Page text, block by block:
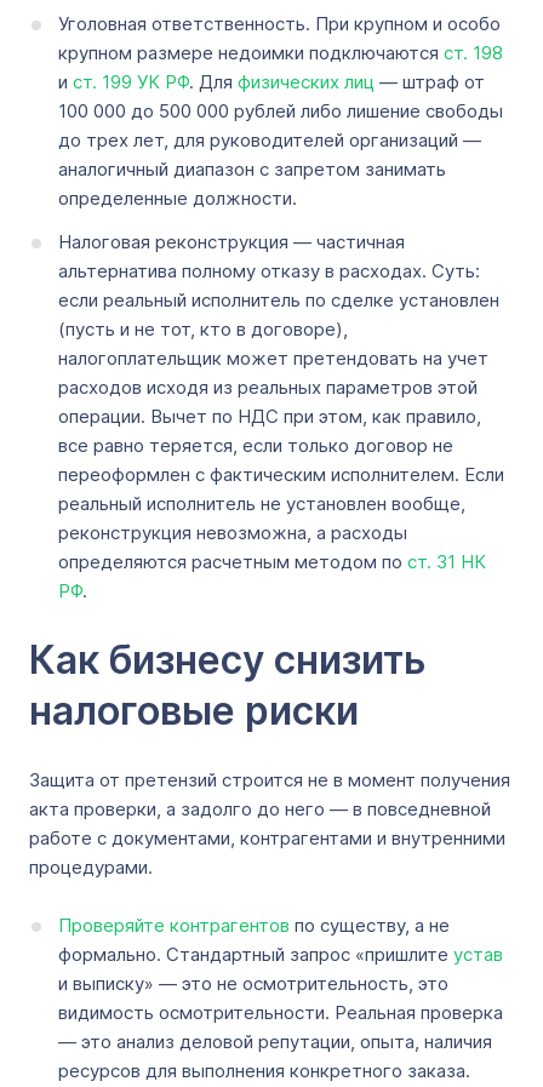
Уголовная ответственность. При крупном и особо
крупном размере недоимки подключаются ст. 198
и ст. 199 УК РФ. Для физических лиц — штраф от
100 000 до 500 000 рублей либо лишение свободы
до трех лет, для руководителей организаций —
аналогичный диапазон с запретом занимать
определенные должности.
Налоговая реконструкция — частичная
альтернатива полному отказу в расходах. Суть:
если реальный исполнитель по сделке установлен
(пусть и не тот, кто в договоре),
налогоплательщик может претендовать на учет
расходов исходя из реальных параметров этой
операции. Вычет по НДС при этом, как правило,
все равно теряется, если только договор не
переоформлен с фактическим исполнителем. Если
реальный исполнитель не установлен вообще,
реконструкция невозможна, а расходы
определяются расчетным методом по ст. 31 НК
РФ.
Как бизнесу снизить
налоговые риски
Защита от претензий строится не в момент получения
акта проверки, а задолго до него — в повседневной
работе с документами, контрагентами и внутренними
процедурами.
Проверяйте контрагентов по существу, а не
формально. Стандартный запрос «пришлите устав
и выписку» — это не осмотрительность, это
видимость осмотрительности. Реальная проверка
— это анализ деловой репутации, опыта, наличия
ресурсов для выполнения конкретного заказа.